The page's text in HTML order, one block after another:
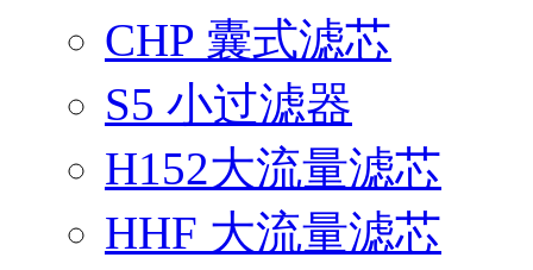
CHP 囊式滤芯
S5 小过滤器
H152大流量滤芯
HHF 大流量滤芯